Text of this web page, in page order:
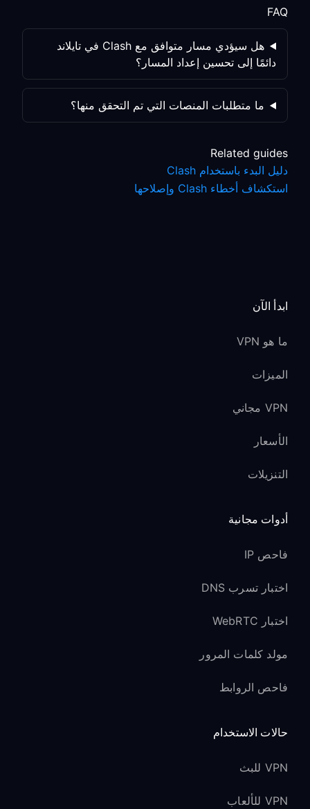
FAQ
هل سيؤدي مسار متوافق مع Clash في تايلاند
دائمًا إلى تحسين إعداد المسار؟
ما متطلبات المنصات التي تم التحقق منها؟
Related guides
دليل البدء باستخدام Clash
استكشاف أخطاء Clash وإصلاحها
ابدأ الآن
ما هو VPN
الميزات
VPN مجاني
الأسعار
التنزيلات
أدوات مجانية
فاحص IP
اختبار تسرب DNS
اختبار WebRTC
مولد كلمات المرور
فاحص الروابط
حالات الاستخدام
VPN للبث
VPN للألعاب